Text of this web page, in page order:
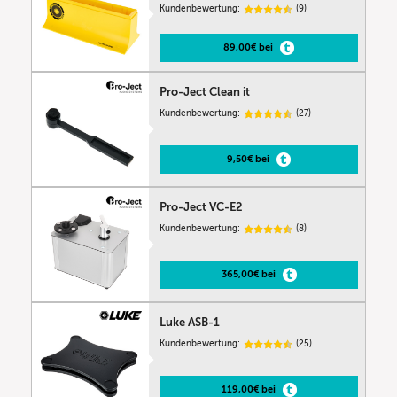
Kundenbewertung: (9)
89,00€ bei
Pro-Ject Clean it
Kundenbewertung: (27)
9,50€ bei
Pro-Ject VC-E2
Kundenbewertung: (8)
365,00€ bei
Luke ASB-1
Kundenbewertung: (25)
119,00€ bei